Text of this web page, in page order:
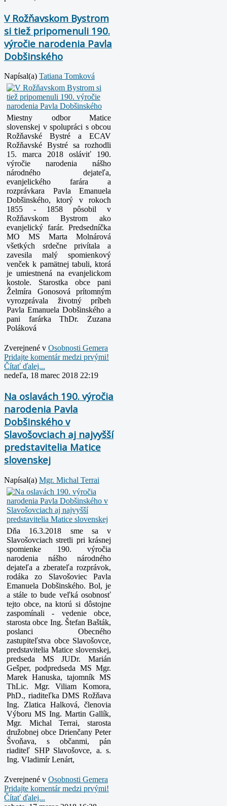
V Rožňavskom Bystrom
si tiež pripomenuli 190.
výročie narodenia Pavla
Dobšinského
Napísal(a) Tatiana Tomková
Miestny odbor Matice
slovenskej v spolupráci s obcou
Rožňavské Bystré a ECAV
Rožňavské Bystré sa rozhodli
15. marca 2018 osláviť 190.
výročie narodenia nášho
národného dejateľa,
evanjelického farára a
rozprávkara Pavla Emanuela
Dobšinského, ktorý v rokoch
1855 - 1858 pôsobil v
Rožňavskom Bystrom ako
evanjelický farár. Predsedníčka
MO MS Marta Molnárová
všetkých srdečne privítala a
zavesila malý spomienkový
venček k pamätnej tabuli, ktorá
je umiestnená na evanjelickom
kostole. Starostka obce pani
Želmíra Gonosová prítomným
vyrozprávala životný príbeh
Pavla Emanuela Dobšinského a
pani farárka ThDr. Zuzana
Poláková
Zverejnené v Osobnosti Gemera
Pridajte komentár medzi prvými!
Čítať ďalej...
nedeľa, 18 marec 2018 22:19
Na oslavách 190. výročia
narodenia Pavla
Dobšinského v
Slavošovciach aj najvyšší
predstavitelia Matice
slovenskej
Napísal(a) Mgr. Michal Terrai
Dňa 16.3.2018 sme sa v
Slavošovciach stretli pri krásnej
spomienke 190. výročia
narodenia nášho národného
dejateľa a zberateľa rozprávok,
rodáka zo Slavošoviec Pavla
Emanuela Dobšinského. Bol, je
a stále to bude veľká osobnosť
tejto obce, na ktorú si dôstojne
zaspomínali - vedenie obce,
starosta obce Ing. Štefan Bašták,
poslanci Obecného
zastupiteľstva obce Slavošovce,
predstavitelia Matice slovenskej,
predseda MS JUDr. Marián
Gešper, podpredseda MS Mgr.
Marek Hanuska, tajomník MS
ThLic. Mgr. Viliam Komora,
PhD., riaditeľka DMS Rožňava
Ing. Zlatica Halková, členovia
Výboru MS Ing. Martin Gallík,
Mgr. Michal Terrai, starosta
družobnej obce Drienčany Peter
Švoňava, s občanmi, pán
riaditeľ SHP Slavošovce, a. s.
Ing. Vladimír Lenárt,
Zverejnené v Osobnosti Gemera
Pridajte komentár medzi prvými!
Čítať ďalej...